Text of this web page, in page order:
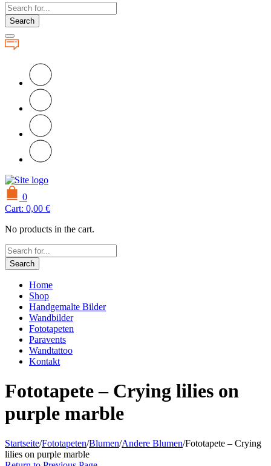
Search
0
Cart: 0,00 €
No products in the cart.
Search
Home
Shop
Handgemalte Bilder
Wandbilder
Fototapeten
Paravents
Wandtattoo
Kontakt
Fototapete – Crying lilies on
purple marble
Startseite/Fototapeten/Blumen/Andere Blumen/Fototapete – Crying
lilies on purple marble